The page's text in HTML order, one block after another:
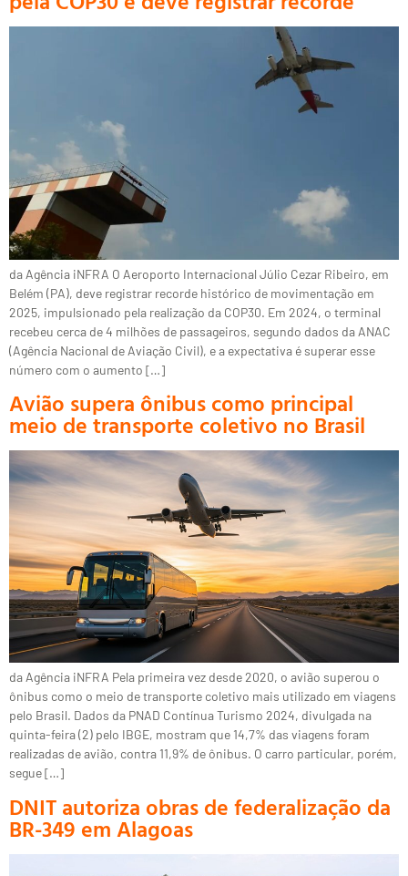
da Agência iNFRA O Aeroporto Internacional Júlio Cezar Ribeiro, em
Belém (PA), deve registrar recorde histórico de movimentação em
2025, impulsionado pela realização da COP30. Em 2024, o terminal
recebeu cerca de 4 milhões de passageiros, segundo dados da ANAC
(Agência Nacional de Aviação Civil), e a expectativa é superar esse
número com o aumento […]
Avião supera ônibus como principal
meio de transporte coletivo no Brasil
da Agência iNFRA Pela primeira vez desde 2020, o avião superou o
ônibus como o meio de transporte coletivo mais utilizado em viagens
pelo Brasil. Dados da PNAD Contínua Turismo 2024, divulgada na
quinta-feira (2) pelo IBGE, mostram que 14,7% das viagens foram
realizadas de avião, contra 11,9% de ônibus. O carro particular, porém,
segue […]
DNIT autoriza obras de federalização da
BR-349 em Alagoas